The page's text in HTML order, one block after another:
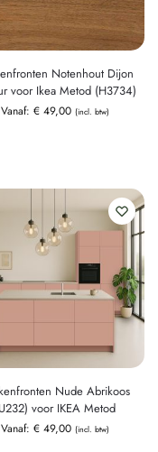
Notenhout Dijon
voor Ikea Metod (H3734)
Vanaf: €49,00 (incl. btw)
Nude Abrikoos
voor IKEA Metod
Vanaf: €49,00 (incl. btw)